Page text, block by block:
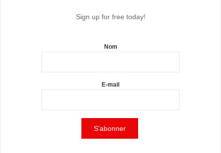
Sign up for free today!
Nom
E-mail